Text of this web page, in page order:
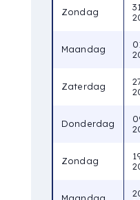
Zondag
Maandag
Zaterdag
Donderdag
Zondag